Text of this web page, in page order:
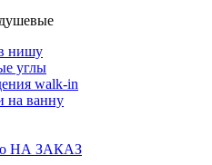
нишу
углы
walk-in
на ванну
НА ЗАКАЗ